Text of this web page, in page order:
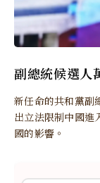
副總統候選人
新任命的共和黨副
出立法限制中國進
國的影響。